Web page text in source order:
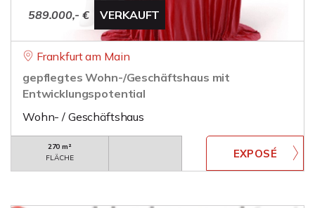
589.000,- € VERKAUFT
Frankfurt am Main
gepflegtes Wohn-/Geschäftshaus mit
Entwicklungspotential
Wohn- / Geschäftshaus
270 m²
FLÄCHE